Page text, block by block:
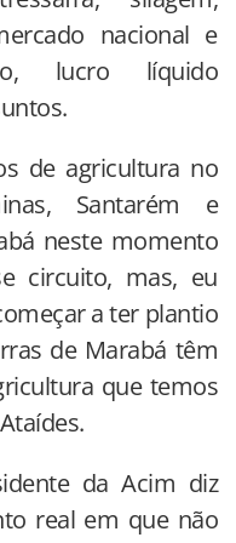
nacional e
lucro líquido
de agricultura no
Santarém e
neste momento
circuito, mas, eu
a ter plantio
de Marabá têm
que temos
da Acim diz
real em que não